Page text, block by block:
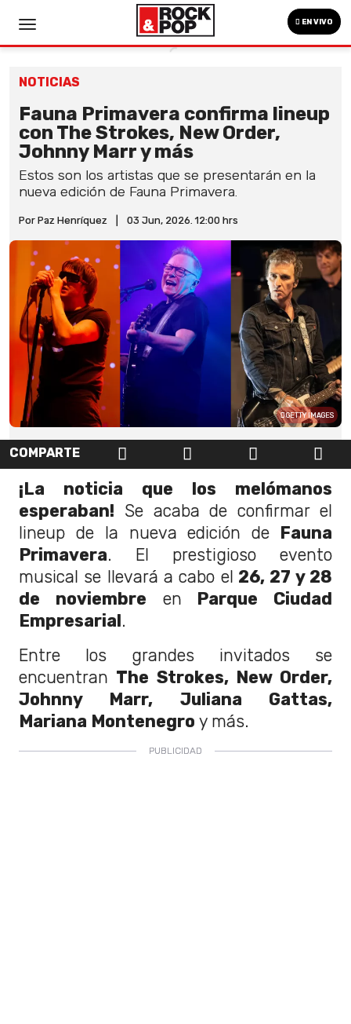
EN VIVO
NOTICIAS
Fauna Primavera confirma lineup
con The Strokes, New Order,
Johnny Marr y más
Estos son los artistas que se presentarán en la
nueva edición de Fauna Primavera.
Por Paz Henríquez 03 Jun, 2026. 12:00 hrs
GETTY IMAGES
COMPARTE
¡La noticia que los melómanos
esperaban! Se acaba de confirmar el
lineup de la nueva edición de Fauna
Primavera. El prestigioso evento
musical se llevará a cabo el 26, 27 y 28
de noviembre en Parque Ciudad
Empresarial.
Entre los grandes invitados se
encuentran The Strokes, New Order,
Johnny Marr, Juliana Gattas,
Mariana Montenegro y más.